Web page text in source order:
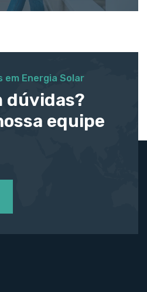
em Energia Solar
dúvidas?
equipe